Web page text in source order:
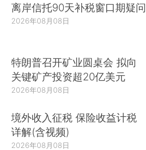
离岸信托90天补税窗口期疑问
2026年08月08日
特朗普召开矿业圆桌会 拟向
关键矿产投资超20亿美元
2026年08月08日
境外收入征税 保险收益计税
详解(含视频)
2026年08月08日